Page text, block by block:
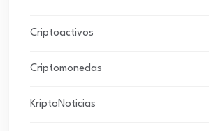
Criptoactivos
Criptomonedas
KriptoNoticias